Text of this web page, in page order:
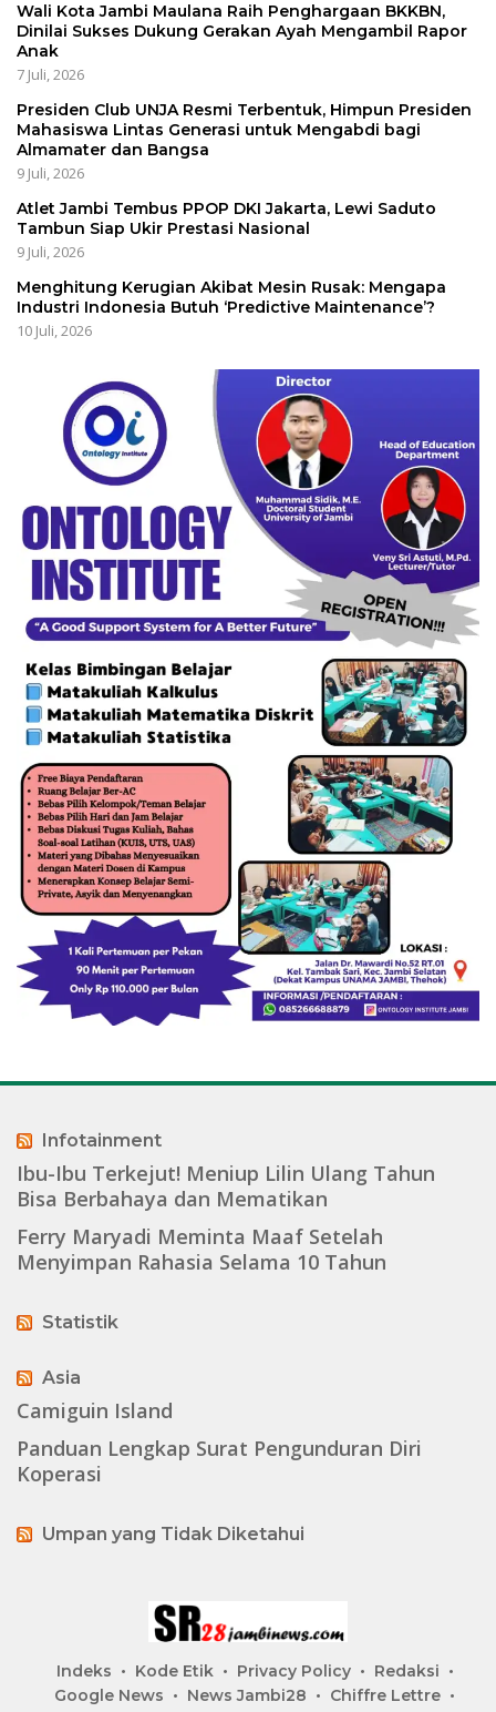
Wali Kota Jambi Maulana Raih Penghargaan BKKBN,
Dinilai Sukses Dukung Gerakan Ayah Mengambil Rapor
Anak
7 Juli, 2026
Presiden Club UNJA Resmi Terbentuk, Himpun Presiden
Mahasiswa Lintas Generasi untuk Mengabdi bagi
Almamater dan Bangsa
9 Juli, 2026
Atlet Jambi Tembus PPOP DKI Jakarta, Lewi Saduto
Tambun Siap Ukir Prestasi Nasional
9 Juli, 2026
Menghitung Kerugian Akibat Mesin Rusak: Mengapa
Industri Indonesia Butuh ‘Predictive Maintenance’?
10 Juli, 2026
Infotainment
Ibu-Ibu Terkejut! Meniup Lilin Ulang Tahun
Bisa Berbahaya dan Mematikan
Ferry Maryadi Meminta Maaf Setelah
Menyimpan Rahasia Selama 10 Tahun
Statistik
Asia
Camiguin Island
Panduan Lengkap Surat Pengunduran Diri
Koperasi
Umpan yang Tidak Diketahui
Indeks Kode Etik Privacy Policy
Redaksi
Google News
News Jambi28
Chiffre Lettre